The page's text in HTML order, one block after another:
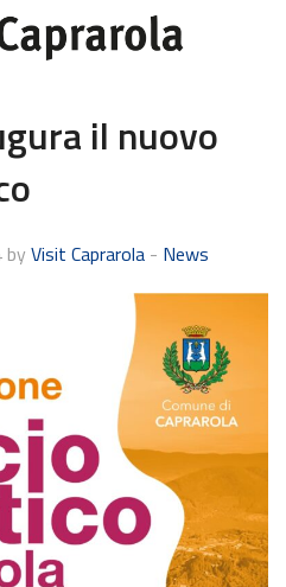
il nuovo
by Visit Caprarola - News